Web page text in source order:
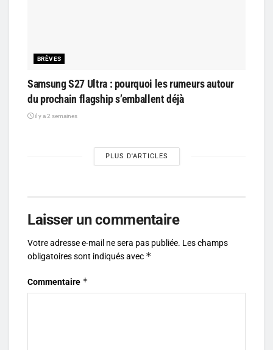
BRÈVES
Samsung S27 Ultra : pourquoi les rumeurs autour
du prochain flagship s’emballent déjà
il y a 2 semaines
PLUS D'ARTICLES
Laisser un commentaire
Votre adresse e-mail ne sera pas publiée. Les champs
obligatoires sont indiqués avec *
Commentaire *